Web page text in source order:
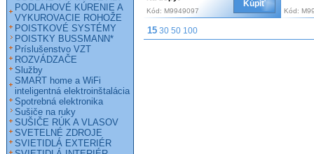
Kúpiť
Kód: M9949097 Kód:
15 30 50 100
PODLAHOVÉ KÚRENIE A
VYKUROVACIE ROHOŽE
POISTKOVÉ SYSTÉMY
POISTKY BUSSMANN*
Príslušenstvo VZT
ROZVÁDZAČE
Služby
SMART home a WiFi
inteligentná elektroinštalácia
Spotrebná elektronika
Sušiče na ruky
SUŠIČE RÚK A VLASOV
SVETELNÉ ZDROJE
SVIETIDLÁ EXTERIÉR